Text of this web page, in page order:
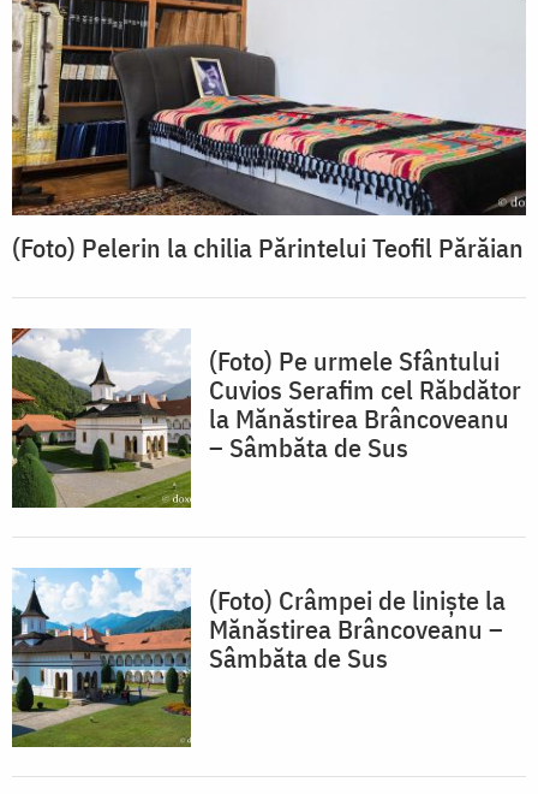
(Foto) Pelerin la chilia Părintelui Teofil Părăian
(Foto) Pe urmele Sfântului
Cuvios Serafim cel Răbdător
la Mănăstirea Brâncoveanu
– Sâmbăta de Sus
(Foto) Crâmpei de liniște la
Mănăstirea Brâncoveanu –
Sâmbăta de Sus